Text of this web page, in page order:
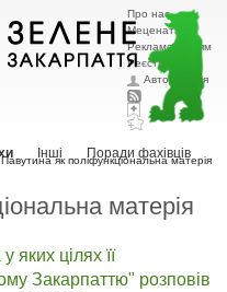
Павутина як поліфункціональна матерія
матерія
яких цілях її
Закарпаттю" розповів
Про нас
Меценатам
Рекламодавцям
Реєстрація
Авторизація
Ландшафтний
Декоративні
Інші Поради фахівців